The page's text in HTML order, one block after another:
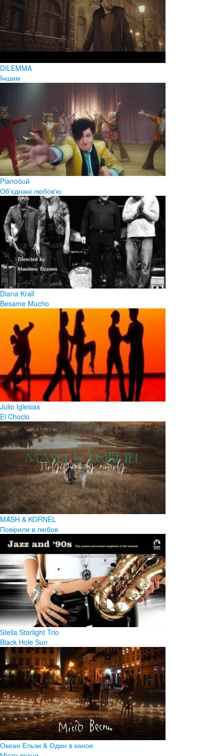
DILEMMA
Iншим
Pianoбой
Об'єднані любов'ю
Diana Krall
Besame Mucho
Julio Iglesias
El Choclo
MASH & KORNEL
Повірили в любов
Stella Starlight Trio
Black Hole Sun
Океан Ельзи & Один в каное